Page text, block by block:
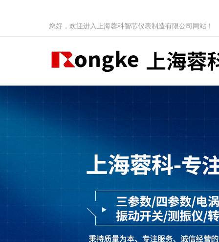
您好，欢迎进入上海蓉科智芯仪表制造有限公司网站！